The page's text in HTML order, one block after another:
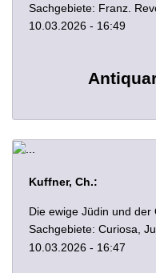
Sachgebiete: Franz.
10.03.2026 - 16:49
Kuffner, Ch.:
Sachgebiete: Curiosa,
10.03.2026 - 16:47